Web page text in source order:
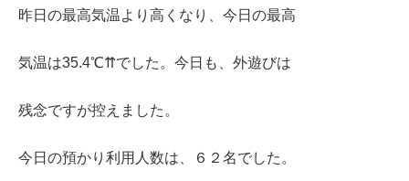
昨日の最高気温より高くなり、今日の最高
気温は35.4℃⇈でした。今日も、外遊びは
残念ですが控えました。
今日の預かり利用人数は、６２名でした。